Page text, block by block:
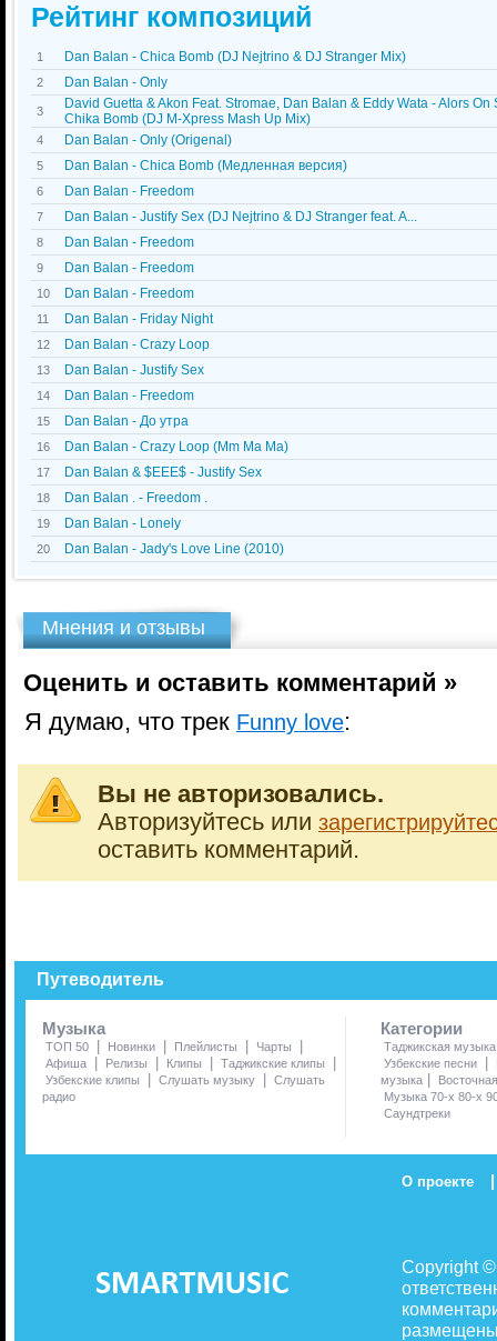
Рейтинг композиций
1 Dan Balan - Chica Bomb (DJ Nejtrino & DJ Stranger Mix)
2 Dan Balan - Only
3
David Guetta & Akon Feat. Stromae, Dan Balan & Eddy Wata - Alors On
Chika Bomb (DJ M-Xpress Mash Up Mix)
4 Dan Balan - Only (Origenal)
5 Dan Balan - Chica Bomb (Медленная версия)
6 Dan Balan - Freedom
7 Dan Balan - Justify Sex (DJ Nejtrino & DJ Stranger feat. A...
8 Dan Balan - Freedom
9 Dan Balan - Freedom
10 Dan Balan - Freedom
11 Dan Balan - Friday Night
12 Dan Balan - Crazy Loop
13 Dan Balan - Justify Sex
14 Dan Balan - Freedom
15 Dan Balan - До утра
16 Dan Balan - Crazy Loop (Mm Ma Ma)
17 Dan Balan & $EEE$ - Justify Sex
18 Dan Balan . - Freedom .
19 Dan Balan - Lonely
20 Dan Balan - Jady's Love Line (2010)
Мнения и отзывы
Оценить и оставить комментарий »
Я думаю, что трек Funny love:
Вы не авторизовались.
Авторизуйтесь или
оставить комментарий.
Путеводитель
Музыка
ТОП 50 | Новинки | Плейлисты | Чарты |
Афиша | Релизы | Клипы | Таджикские клипы |
Узбекские клипы | Слушать музыку | Слушать
радио
Категории
Таджикская музыка
Узбекские песни
|
музыка |
Музыка 70-х 80-х
Саундтреки
О проекте |
Copyright
размещены